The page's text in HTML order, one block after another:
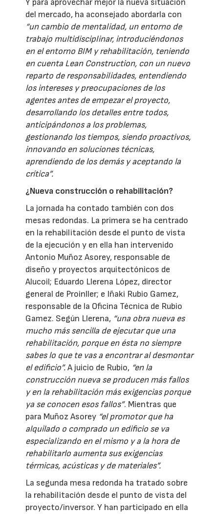
Y para aprovechar mejor la nueva situación
del mercado, ha aconsejado abordarla con
“un cambio de mentalidad, un entorno de
trabajo multidisciplinar, introduciéndonos
en el entorno BIM y rehabilitación, teniendo
en cuenta Lean Construction, con un nuevo
reparto de responsabilidades, entendiendo
los intereses y preocupaciones de los
agentes antes de empezar el proyecto,
desarrollando los detalles entre todos,
anticipándonos a los problemas,
gestionando los tiempos, siendo proactivos,
innovando en soluciones técnicas,
aprendiendo de los demás y aceptando la
crítica”.
¿Nueva construcción o rehabilitación?
La jornada ha contado también con dos
mesas redondas. La primera se ha centrado
en la rehabilitación desde el punto de vista
de la ejecución y en ella han intervenido
Antonio Muñoz Asorey, responsable de
diseño y proyectos arquitectónicos de
Alucoil; Eduardo Llerena López, director
general de Proinller; e Iñaki Rubio Gamez,
responsable de la Oficina Técnica de Rubio
Gamez. Según Llerena, “una obra nueva es
mucho más sencilla de ejecutar que una
rehabilitación, porque en ésta no siempre
sabes lo que te vas a encontrar al desmontar
el edificio”.A juicio de Rubio, “en la
construcción nueva se producen más fallos
y en la rehabilitación más exigencias porque
ya se conocen esos fallos”. Mientras que
para Muñoz Asorey “el promotor que ha
alquilado o comprado un edificio se va
especializando en el mismo y a la hora de
rehabilitarlo aumenta sus exigencias
térmicas, acústicas y de materiales”.
La segunda mesa redonda ha tratado sobre
la rehabilitación desde el punto de vista del
proyecto/inversor. Y han participado en ella